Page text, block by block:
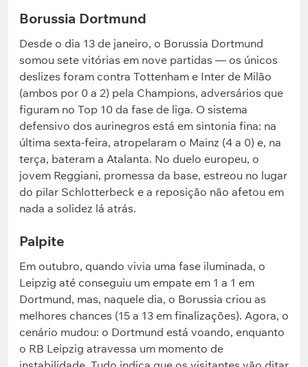
Borussia Dortmund
Desde o dia 13 de janeiro, o Borussia Dortmund
somou sete vitórias em nove partidas — os únicos
deslizes foram contra Tottenham e Inter de Milão
(ambos por 0 a 2) pela Champions, adversários que
figuram no Top 10 da fase de liga. O sistema
defensivo dos aurinegros está em sintonia fina: na
última sexta-feira, atropelaram o Mainz (4 a 0) e, na
terça, bateram a Atalanta. No duelo europeu, o
jovem Reggiani, promessa da base, estreou no lugar
do pilar Schlotterbeck e a reposição não afetou em
nada a solidez lá atrás.
Palpite
Em outubro, quando vivia uma fase iluminada, o
Leipzig até conseguiu um empate em 1 a 1 em
Dortmund, mas, naquele dia, o Borussia criou as
melhores chances (15 a 13 em finalizações). Agora, o
cenário mudou: o Dortmund está voando, enquanto
o RB Leipzig atravessa um momento de